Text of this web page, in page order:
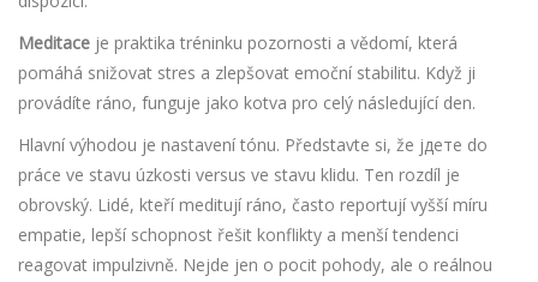
Meditace je praktika tréninku pozornosti a vědomí, která
pomáhá snižovat stres a zlepšovat emoční stabilitu. Když ji
provádíte ráno, funguje jako kotva pro celý následující den.
Hlavní výhodou je nastavení tónu. Představte si, že jдете do
práce ve stavu úzkosti versus ve stavu klidu. Ten rozdíl je
obrovský. Lidé, kteří meditují ráno, často reportují vyšší míru
empatie, lepší schopnost řešit konflikty a menší tendenci
reagovat impulzivně. Nejde jen o pocit pohody, ale o reálnou